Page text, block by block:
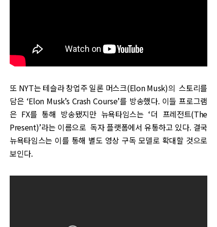
또 NYT는 테슬라 창업주 일론 머스크(Elon Musk)의 스토리를
담은 ‘Elon Musk’s Crash Course’를 방송했다. 이들 프로그램
은 FX를 통해 방송됐지만 뉴욕타임스는 ‘더 프레전트(The
Present)’라는 이름으로 독자 플랫폼에서 유통하고 있다. 결국
뉴욕타임스는 이를 통해 별도 영상 구독 모델로 확대할 것으로
보인다.